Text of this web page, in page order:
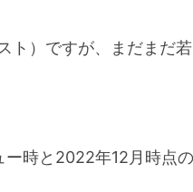
ト）ですが、まだまだ
時と2022年12月時点の